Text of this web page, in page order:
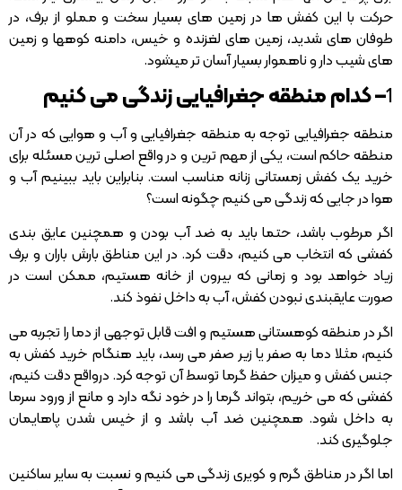
حرکت با این کفش ها در زمین های بسیار سخت و مملو از برف، در
طوفان های شدید، زمین های لغزنده و خیس، دامنه کوهها و زمین
های شیب دار و ناهموار بسیار آسان تر میشود.
1– کدام منطقه جغرافیایی زندگی می کنیم
منطقه جغرافیایی توجه به منطقه جغرافیایی و آب و هوایی که در آن
منطقه حاکم است، یکی از مهم ترین و در واقع اصلی ترین مسئله برای
خرید یک کفش زمستانی زنانه مناسب است. بنابراین باید ببینیم آب و
هوا در جایی که زندگی می کنیم چگونه است؟
اگر مرطوب باشد، حتما باید به ضد آب بودن و همچنین عایق بندی
کفشی که انتخاب می کنیم، دقت کرد. در این مناطق بارش باران و برف
زیاد خواهد بود و زمانی که بیرون از خانه هستیم، ممکن است در
صورت عایقبندی نبودن کفش، آب به داخل نفوذ کند.
اگر در منطقه کوهستانی هستیم و افت قابل توجهی از دما را تجربه می
کنیم، مثلا دما به صفر یا زیر صفر می رسد، باید هنگام خرید کفش به
جنس کفش و میزان حفظ گرما توسط آن توجه کرد. درواقع دقت کنیم،
کفشی که می خریم، بتواند گرما را در خود نگه دارد و مانع از ورود سرما
به داخل شود. همچنین ضد آب باشد و از خیس شدن پاهایمان
جلوگیری کند.
اما اگر در مناطق گرم و کویری زندگی می کنیم و نسبت به سایر ساکنین